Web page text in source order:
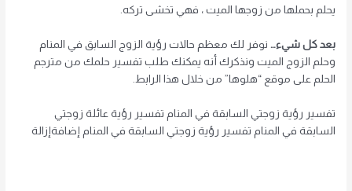
يحلم بحملها من زوجها الميت ، فهي تخشى تركه.
بعد كل شيء… نوفر لك معظم حالات رؤية الزوج السابق في المنام
وحلم الزوج الميت ونذكرك أنه يمكنك طلب تفسير حلمك من مترجم
الحلم على موقع “هلوها” من خلال هذا الرابط.
تفسير رؤية زوجتي السابقة في المنام تفسير رؤية عائلة زوجتي
السابقة في المنام تفسير رؤية زوجتي السابقة في المنام إضافة إزالة